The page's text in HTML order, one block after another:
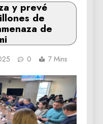
y prevé
de
de
0 7 Mins